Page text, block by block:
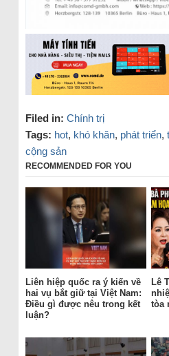
Filed in: Chính trị
Tags: hot, khó khăn, phát triển,
cộng sản
RECOMMENDED FOR YOU
Liên hiệp quốc ra ý kiến về
hai vụ bắt giữ tại Việt Nam:
Điều gì được nêu trong kết
luận?
Lê
tòa